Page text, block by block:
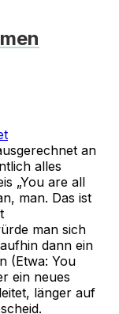
an
alles
„You are all
man. Das ist
man sich
dann ein
(Etwa: You
ein neues
länger auf